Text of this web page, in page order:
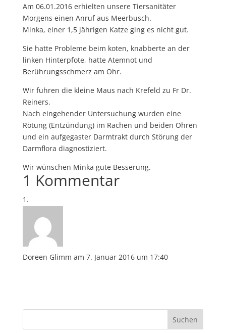
Am 06.01.2016 erhielten unsere Tiersanitäter
Morgens einen Anruf aus Meerbusch.
Minka, einer 1,5 jährigen Katze ging es nicht gut.
Sie hatte Probleme beim koten, knabberte an der
linken Hinterpfote, hatte Atemnot und
Berührungsschmerz am Ohr.
Wir fuhren die kleine Maus nach Krefeld zu Fr Dr.
Reiners.
Nach eingehender Untersuchung wurden eine
Rötung (Entzündung) im Rachen und beiden Ohren
und ein aufgegaster Darmtrakt durch Störung der
Darmflora diagnostiziert.
Wir wünschen Minka gute Besserung.
1 Kommentar
Doreen Glimm am 7. Januar 2016 um 17:40